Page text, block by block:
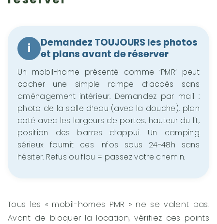
i
Demandez TOUJOURS les photos
et plans avant de réserver
Un mobil-home présenté comme ‘PMR’ peut
cacher une simple rampe d’accès sans
aménagement intérieur. Demandez par mail :
photo de la salle d’eau (avec la douche), plan
coté avec les largeurs de portes, hauteur du lit,
position des barres d’appui. Un camping
sérieux fournit ces infos sous 24-48h sans
hésiter. Refus ou flou = passez votre chemin.
Tous les « mobil-homes PMR » ne se valent pas.
Avant de bloquer la location, vérifiez ces points